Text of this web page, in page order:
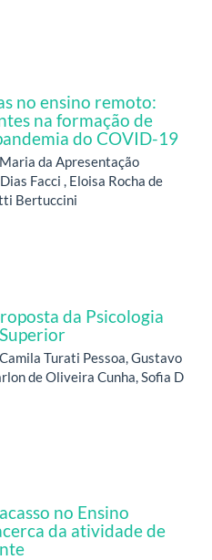
no ensino remoto:
na formação de
do COVID-19
da Apresentação
Facci , Eloisa Rocha de
Bertuccini
da Psicologia
Turati Pessoa, Gustavo
de Oliveira Cunha, Sofia D
no Ensino
da atividade de